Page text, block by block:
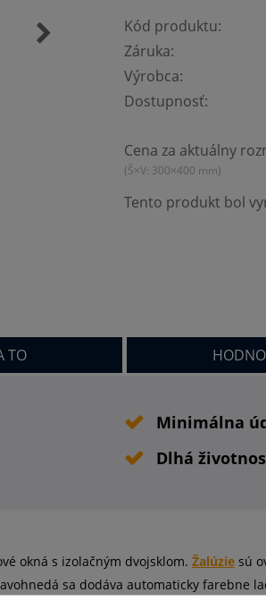
Kód produktu:
Záruka:
Výrobca:
Dostupnosť:
Cena za aktuálny
(Š×V: 300×400 mm)
Tento produkt bol
TO
Minimálna
Dlhá
okná s izolačným dvojsklom. Žalúzie sú
sa dodáva automaticky farebne